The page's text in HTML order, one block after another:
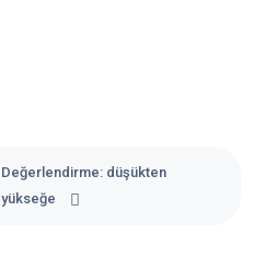
Değerlendirme: düşükten
yükseğe